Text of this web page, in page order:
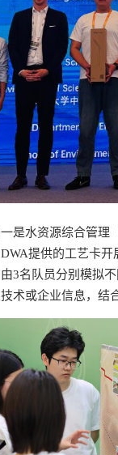
是水资源综合管
提供的工艺卡
3名队员分别模拟
术或企业信息，结